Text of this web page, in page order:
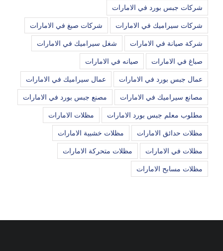
شركات جبس بورد في الامارات
شركات سيراميك في الامارات شركات صبغ في الامارات
شركة صيانة في الامارات شغل سيراميك في الامارات
صباغ في الامارات صيانه في الامارات
عمال جبس بورد في الامارات عمال سيراميك في الامارات
مصانع سيراميك في الامارات مصنع جبس بورد في الامارات
مطلوب معلم جبس بورد الامارات مظلات الامارات
مظلات حدائق الامارات مظلات خشبية الامارات
مظلات في الامارات مظلات متحركة الامارات
مظلات مسابح الامارات